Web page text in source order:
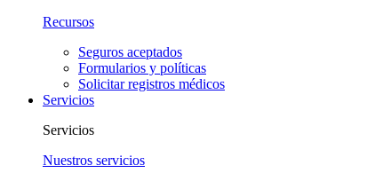
Recursos
Seguros aceptados
Formularios y políticas
Solicitar registros médicos
Servicios
Servicios
Nuestros servicios